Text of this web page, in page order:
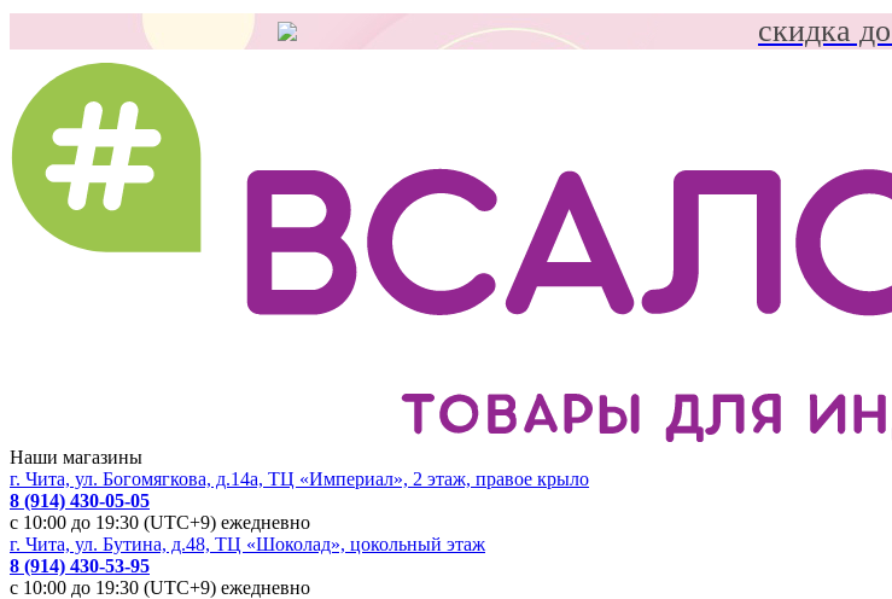
скидка
Наши магазины
г. Чита, ул. Богомягкова, д.14а, ТЦ «Империал», 2 этаж, правое крыло
8 (914) 430-05-05
с 10:00 до 19:30 (UTC+9) ежедневно
г. Чита, ул. Бутина, д.48, ТЦ «Шоколад», цокольный этаж
8 (914) 430-53-95
с 10:00 до 19:30 (UTC+9) ежедневно